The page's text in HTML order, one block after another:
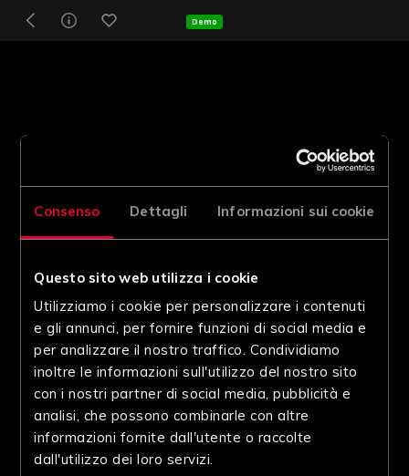
Consenso Dettagli Informazioni sui cookie
Questo sito web utilizza i cookie
Utilizziamo i cookie per personalizzare i contenuti
e gli annunci, per fornire funzioni di social media e
per analizzare il nostro traffico. Condividiamo
inoltre le informazioni sull'utilizzo del nostro sito
con i nostri partner di social media, pubblicità e
analisi, che possono combinarle con altre
informazioni fornite dall'utente o raccolte
dall'utilizzo dei loro servizi.
Demo